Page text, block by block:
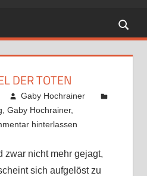
DER TOTEN
Gaby Hochrainer
Gaby Hochrainer,
hinterlassen
zwar nicht mehr gejagt,
sich aufgelöst zu